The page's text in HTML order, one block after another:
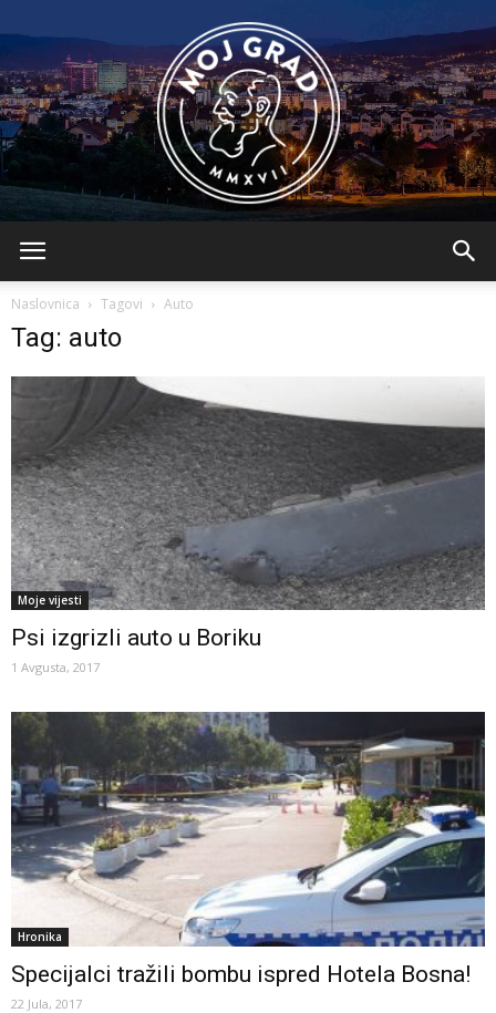
Naslovnica Tagovi Auto
Tag: auto
Moje vijesti
Psi izgrizli auto u Boriku
1 Avgusta, 2017
Hronika
Specijalci tražili bombu ispred Hotela Bosna!
22 Jula, 2017